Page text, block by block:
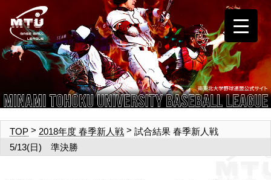
TOP > 2018年度 春季新人戦 > 試合結果 春季新人戦
5/13(日) 準決勝